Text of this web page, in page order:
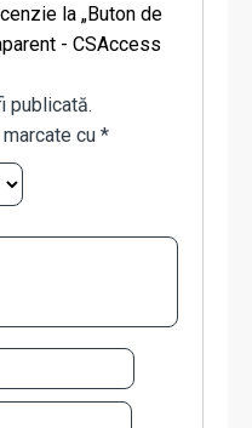
la „Buton de
- CSAccess
publicată.
cu *